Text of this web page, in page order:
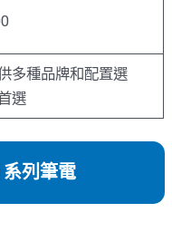
多種品牌和配置選
選
列筆電